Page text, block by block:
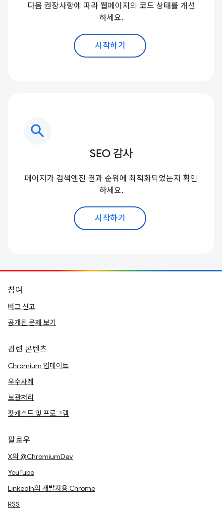
다음 권장사항에 따라 웹페이지의 코드 상태를 개선
하세요.
시작하기
search
SEO 감사
페이지가 검색엔진 결과 순위에 최적화되었는지 확인
하세요.
시작하기
참여
버그 신고
공개된 문제 보기
관련 콘텐츠
Chromium 업데이트
우수사례
보관처리
팟캐스트 및 프로그램
팔로우
X의 @ChromiumDev
YouTube
LinkedIn의 개발자용 Chrome
RSS